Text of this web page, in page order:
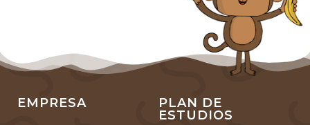
EMPRESA
PLAN DE
ESTUDIOS